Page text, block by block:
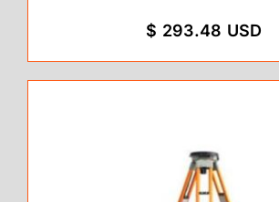
$ 293.48 USD